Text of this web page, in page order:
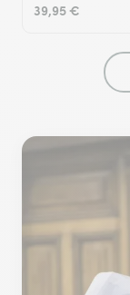
39,95 €